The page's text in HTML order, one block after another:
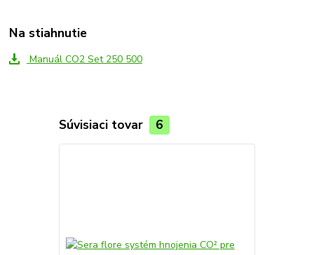
Na stiahnutie
Manuál CO2 Set 250 500
Súvisiaci tovar 6